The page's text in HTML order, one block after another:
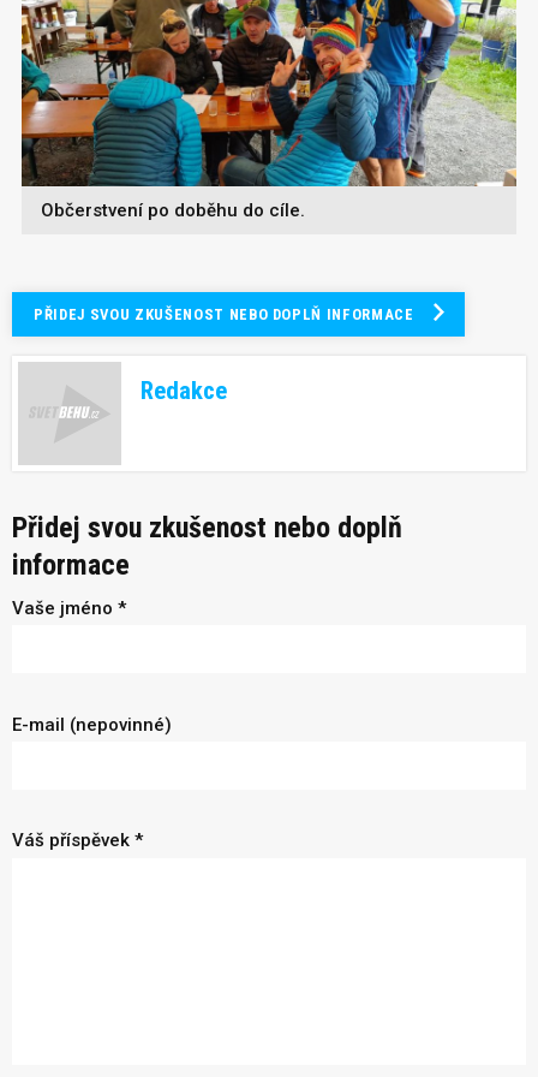
Občerstvení po doběhu do cíle.
PŘIDEJ SVOU ZKUŠENOST NEBO DOPLŇ INFORMACE
Redakce
Přidej svou zkušenost nebo doplň
informace
Vaše jméno *
E-mail (nepovinné)
Váš příspěvek *